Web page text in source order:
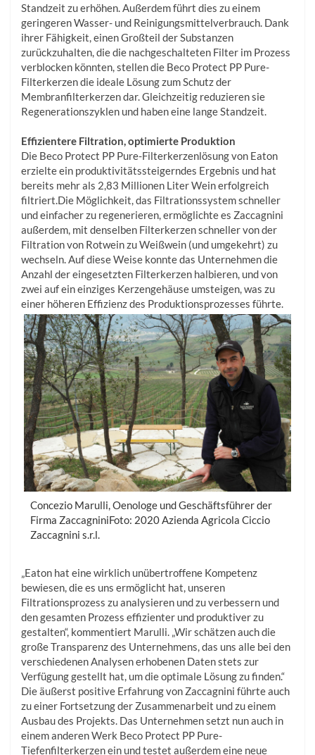
Standzeit zu erhöhen. Außerdem führt dies zu einem
geringeren Wasser- und Reinigungsmittelverbrauch. Dank
ihrer Fähigkeit, einen Großteil der Substanzen
zurückzuhalten, die die nachgeschalteten Filter im Prozess
verblocken könnten, stellen die Beco Protect PP Pure-
Filterkerzen die ideale Lösung zum Schutz der
Membranfilterkerzen dar. Gleichzeitig reduzieren sie
Regenerationszyklen und haben eine lange Standzeit.
Effizientere Filtration, optimierte Produktion
Die Beco Protect PP Pure-Filterkerzenlösung von Eaton
erzielte ein produktivitätssteigerndes Ergebnis und hat
bereits mehr als 2,83 Millionen Liter Wein erfolgreich
filtriert.Die Möglichkeit, das Filtrationssystem schneller
und einfacher zu regenerieren, ermöglichte es Zaccagnini
außerdem, mit denselben Filterkerzen schneller von der
Filtration von Rotwein zu Weißwein (und umgekehrt) zu
wechseln. Auf diese Weise konnte das Unternehmen die
Anzahl der eingesetzten Filterkerzen halbieren, und von
zwei auf ein einziges Kerzengehäuse umsteigen, was zu
einer höheren Effizienz des Produktionsprozesses führte.
Concezio Marulli, Oenologe und Geschäftsführer der
Firma ZaccagniniFoto: 2020 Azienda Agricola Ciccio
Zaccagnini s.r.l.
„Eaton hat eine wirklich unübertroffene Kompetenz
bewiesen, die es uns ermöglicht hat, unseren
Filtrationsprozess zu analysieren und zu verbessern und
den gesamten Prozess effizienter und produktiver zu
gestalten“, kommentiert Marulli. „Wir schätzen auch die
große Transparenz des Unternehmens, das uns alle bei den
verschiedenen Analysen erhobenen Daten stets zur
Verfügung gestellt hat, um die optimale Lösung zu finden.“
Die äußerst positive Erfahrung von Zaccagnini führte auch
zu einer Fortsetzung der Zusammenarbeit und zu einem
Ausbau des Projekts. Das Unternehmen setzt nun auch in
einem anderen Werk Beco Protect PP Pure-
Tiefenfilterkerzen ein und testet außerdem eine neue